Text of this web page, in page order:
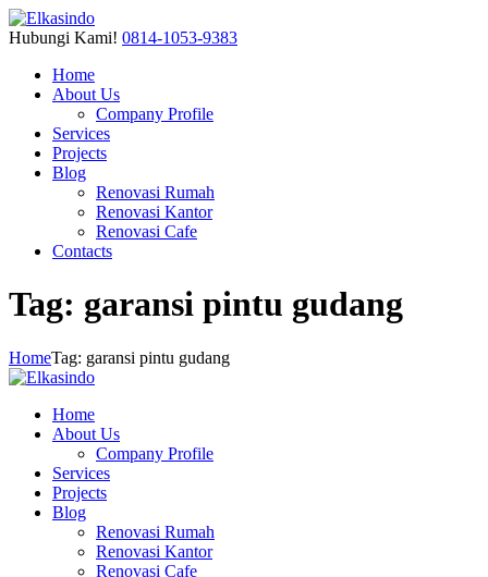
Hubungi Kami! 0814-1053-9383
Home
About Us
Company Profile
Services
Projects
Blog
Renovasi Rumah
Renovasi Kantor
Renovasi Cafe
Contacts
Tag: garansi pintu gudang
HomeTag: garansi pintu gudang
Home
About Us
Company Profile
Services
Projects
Blog
Renovasi Rumah
Renovasi Kantor
Renovasi Cafe